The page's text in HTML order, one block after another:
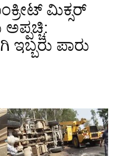
ಮಿಕ್ಸರ್
ಇಬ್ಬರು ಪಾರು